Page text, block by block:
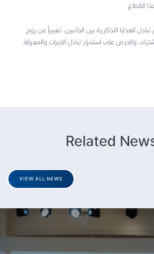
الهدايا التذكارية بين الجانبين، تعبيراً عن روح
والحرص على استمرار تبادل الخبرات والمعرفة
Related
VIEW ALL NEWS